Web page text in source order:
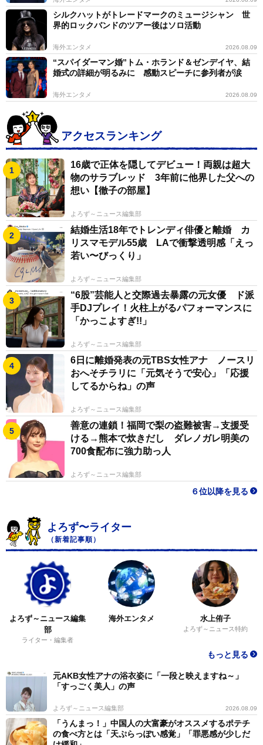
シルクハットがトレードマークのミュージシャン 世
界的ロックバンドのツアー後はソロ活動
海外エンタメ 2026.08.09
“スパイダーマン婚”トム・ホランド＆ゼンデイヤ、結
婚式の詳細が明るみに 感動スピーチに参列者が涙
海外エンタメ 2026.08.09
アクセスランキング
16歳で正体を隠してデビュー！両親は超大
物のサラブレッド 3年前に他界した父への
想い【徹子の部屋】
よろず～ニュース編集部
結婚生活18年でトレンディ俳優と離婚 カ
リスマモデル55歳 LAで衝撃透明感「えっ
若い〜びっくり」
よろず～ニュース編集部
“6股”芸能人と交際過去暴露の元女優 ド派
手DJプレイ！火柱上がるパフォーマンスに
「かっこよすぎ!!」
よろず～ニュース編集部
6日に離婚発表の元TBS女性アナ ノースリ
おへそチラリに「元気そうで安心」「応援
してるからね」の声
よろず～ニュース編集部
善意の連鎖！福岡で梨の盗難被害→支援受
ける→熊本で炊きだし ダレノガレ明美の
700食配布に強力助っ人
よろず～ニュース編集部
６位以降を見る
よろず〜ライター
（新着記事順）
よろず～ニュース編集
部
ライター・編集者
海外エンタメ 水上侑子
よろず～ニュース特約
もっと見る
元AKB女性アナの浴衣姿に「一段と映えますね～」
「すっごく美人」の声
よろず～ニュース編集部 2026.08.09
「うんまっ！」中国人の大富豪がオススメするポテチ
の食べ方とは「天ぷらっぽい感覚」「罪悪感が少しだ